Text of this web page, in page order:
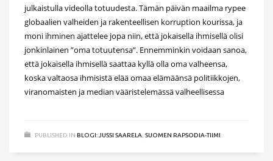
julkaistulla videolla totuudesta. Tämän päivän maailma rypee
globaalien valheiden ja rakenteellisen korruption kourissa, ja
moni ihminen ajattelee jopa niin, että jokaisella ihmisellä olisi
jonkinlainen ”oma totuutensa”. Ennemminkin voidaan sanoa,
että jokaisella ihmisellä saattaa kyllä olla oma valheensa,
koska valtaosa ihmisistä elää omaa elämäänsä politiikkojen,
viranomaisten ja median vääristelemässä valheellisessa
PUBLISHED IN BLOGI: JUSSI SAARELA SUOMEN RAPSODIA-TIIMI